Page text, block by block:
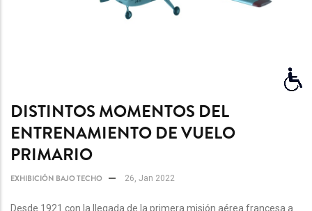
DISTINTOS MOMENTOS DEL
ENTRENAMIENTO DE VUELO
PRIMARIO
EXHIBICIÓN BAJO TECHO 26, Jan 2022
Desde 1921 con la llegada de la primera misión aérea francesa a